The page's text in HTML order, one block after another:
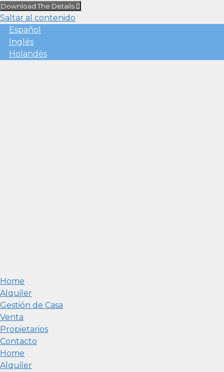
Download The Details
Saltar al contenido
Español
Inglés
Holandés
Home
Alquiler
Gestión de Casa
Venta
Propietarios
Contacto
Home
Alquiler